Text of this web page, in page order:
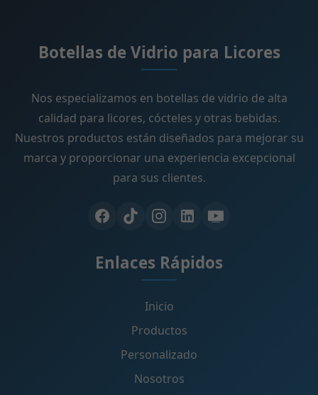
Botellas de Vidrio para Licores
Nos especializamos en botellas de vidrio de alta
calidad para licores, cócteles y otras bebidas.
Nuestros productos están diseñados para mejorar su
marca y proporcionar una experiencia excepcional
para sus clientes.
Enlaces Rápidos
Inicio
Productos
Personalizado
Nosotros